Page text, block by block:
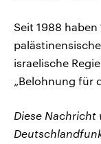
Seit 1988
israelische
„Belohnung für
Diese Nachricht